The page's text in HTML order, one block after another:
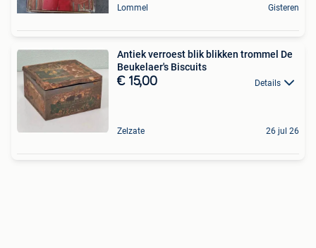
Lommel Gisteren
Antiek verroest blik blikken trommel De
Beukelaer's Biscuits
€ 15,00 Details
Zelzate 26 jul 26